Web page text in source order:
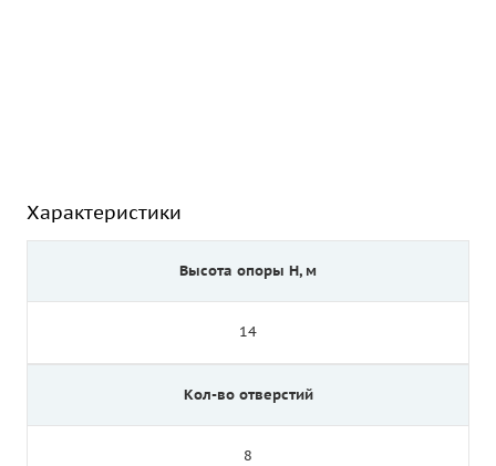
Характеристики
Высота опоры Н, м
14
Кол-во отверстий
8